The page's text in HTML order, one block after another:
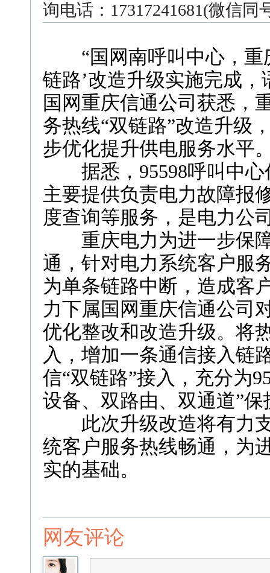
询电话：17317241681(微信
“国网南呼叫中心，重
链路’改造升级实施完成
国网重庆信通公司获悉，
务热线“双链路”改造升级
步优化提升供电服务水平
据悉，95598呼叫中心
主要提供负责电力故障报
度查询等服务，是电力公
重庆电力为进一步保障
通，针对电力系统客户服
为单条链路中断，造成客
力下属国网重庆信通公司
优化整改和改造升级。将
入，增加一条通信接入链
信“双链路”接入，充分为
设备、双路由、双通道”保
此次升级改造将有力支
统客户服务热线畅通，为
实的基础。
网友评论